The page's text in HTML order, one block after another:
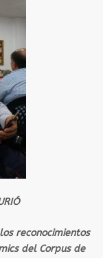
reconocimientos
del Corpus de